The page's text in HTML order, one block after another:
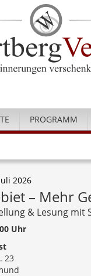
PROGRAMM
2026
– Mehr
& Lesung mit
Uhr
23